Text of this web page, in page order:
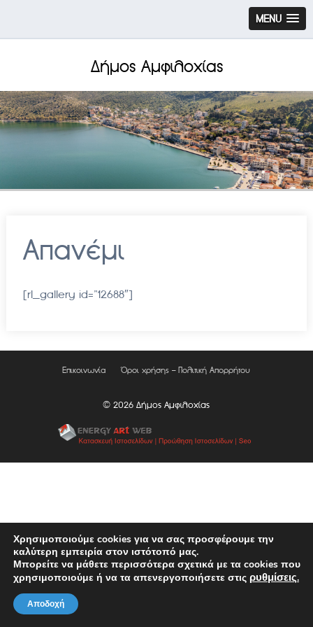
MENU
Δήμος Αμφιλοχίας
Απανέμι
[rl_gallery id=”12688″]
Επικοινωνία Όροι χρήσης – Πολιτική Απορρήτου
© 2026 Δήμος Αμφιλοχίας
Χρησιμοποιούμε cookies για να σας προσφέρουμε την
καλύτερη εμπειρία στον ιστότοπό μας.
Μπορείτε να μάθετε περισσότερα σχετικά με τα cookies που
χρησιμοποιούμε ή να τα απενεργοποιήσετε στις ρυθμίσεις.
Αποδοχή